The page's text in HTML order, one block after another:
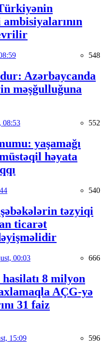
548
Azərbaycanda
məşğulluğuna
08:53 552
yaşamağı
həyata
540
təzyiqi
ticarət
00:03 666
8 milyon
AÇG-yə
31 faiz
15:09 596